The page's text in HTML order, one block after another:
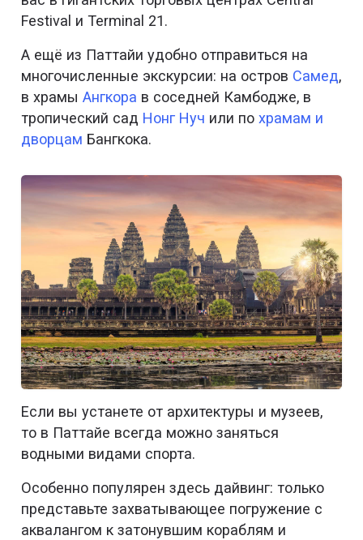
Festival и Terminal 21.
А ещё из Паттайи удобно отправиться на
многочисленные экскурсии: на остров Самед,
в храмыАнгкора в соседней Камбодже, в
тропический сад Нонг Нуч или похрамам и
дворцам Бангкока.
Если вы устанете от архитектуры и музеев,
то в Паттайе всегда можно заняться
водными видами спорта.
Особенно популярен здесь дайвинг: только
представьте захватывающее погружение с
аквалангом к затонувшим кораблям и